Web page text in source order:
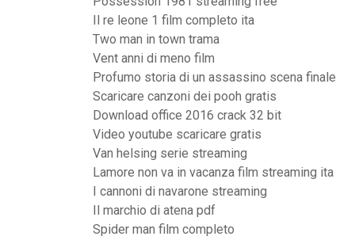
Il re leone 1 film completo ita
Two man in town trama
Vent anni di meno film
Profumo storia di un assassino scena finale
Scaricare canzoni dei pooh gratis
Download office 2016 crack 32 bit
Video youtube scaricare gratis
Van helsing serie streaming
Lamore non va in vacanza film streaming ita
I cannoni di navarone streaming
Il marchio di atena pdf
Spider man film completo